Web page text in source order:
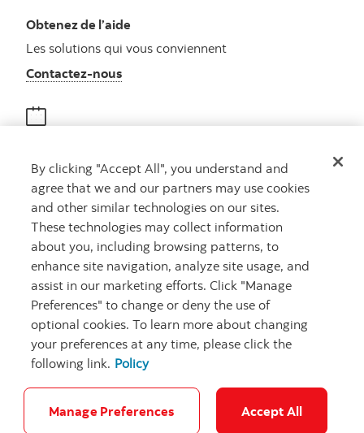
Obtenez de l’aide
Les solutions qui vous conviennent
Contactez-nousAutres numéros, contactez-nous par
Rencontrez un conseiller
Prenez rendez-vous
Carrières Ma banque à moi Notes juridiques Confidentialité
By clicking "Accept All", you understand and
agree that we and our partners may use cookies
and other similar technologies on our sites.
These technologies may collect information
about you, including browsing patterns, to
enhance site navigation, analyze site usage, and
assist in our marketing efforts. Click "Manage
Preferences" to change or deny the use of
optional cookies. To learn more about changing
your preferences at any time, please click the
following link. Policy
Manage Preferences Accept All